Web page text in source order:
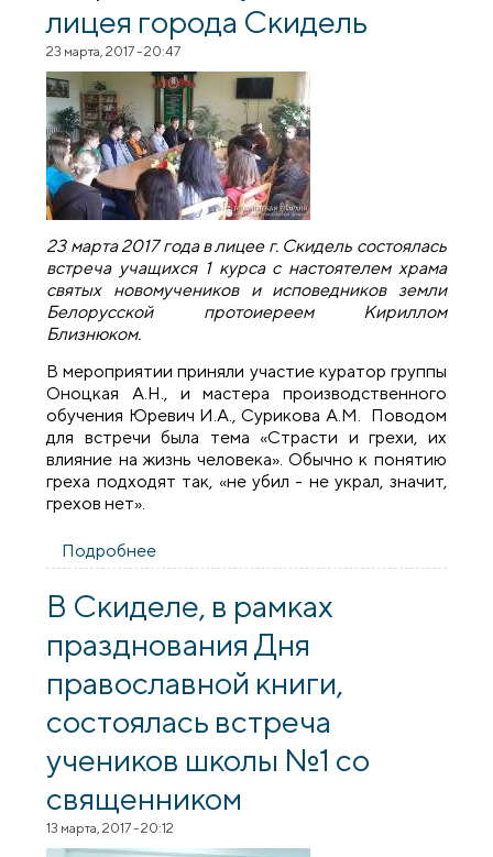
лицея города Скидель
23 марта, 2017 - 20:47
23 марта 2017 года в лицее г. Скидель состоялась
встреча учащихся 1 курса с настоятелем храма
святых новомучеников и исповедников земли
Белорусской протоиереем Кириллом
Близнюком.
В мероприятии приняли участие куратор группы
Оноцкая А.Н., и мастера производственного
обучения Юревич И.А., Сурикова А.М. Поводом
для встречи была тема «Страсти и грехи, их
влияние на жизнь человека». Обычно к понятию
греха подходят так, «не убил - не украл, значит,
грехов нет».
Подробнее
встретился с учащимися лицея города
В Скиделе, в рамках
празднования Дня
православной книги,
состоялась встреча
учеников школы №1 со
священником
13 марта, 2017 - 20:12